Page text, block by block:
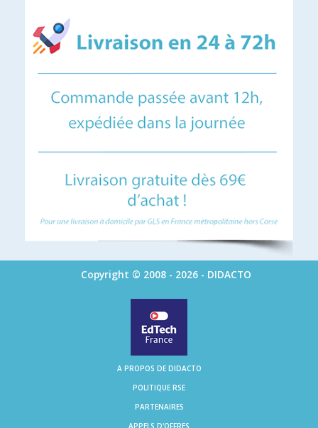
Copyright © 2008 - 2026 - DIDACTO
A PROPOS DE DIDACTO
POLITIQUE RSE
PARTENAIRES